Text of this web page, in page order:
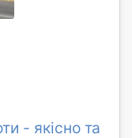
- якісно та